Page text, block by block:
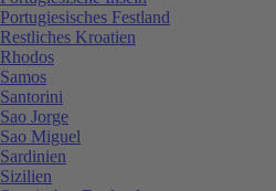
Portugiesisches Festland
Restliches Kroatien
Rhodos
Samos
Santorini
Sao Jorge
Sao Miguel
Sardinien
Sizilien